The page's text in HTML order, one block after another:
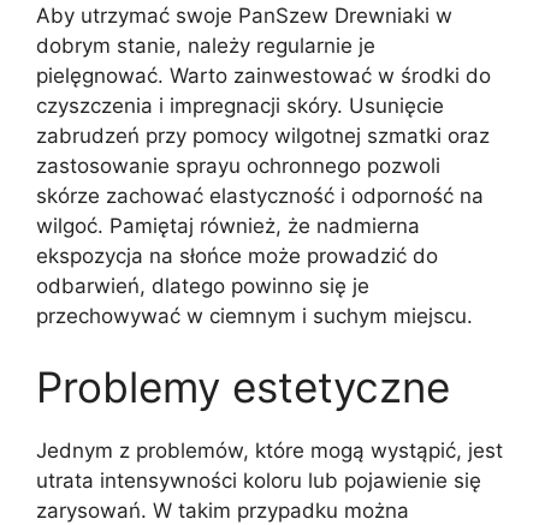
Aby utrzymać swoje PanSzew Drewniaki w
dobrym stanie, należy regularnie je
pielęgnować. Warto zainwestować w środki do
czyszczenia i impregnacji skóry. Usunięcie
zabrudzeń przy pomocy wilgotnej szmatki oraz
zastosowanie sprayu ochronnego pozwoli
skórze zachować elastyczność i odporność na
wilgoć. Pamiętaj również, że nadmierna
ekspozycja na słońce może prowadzić do
odbarwień, dlatego powinno się je
przechowywać w ciemnym i suchym miejscu.
Problemy estetyczne
Jednym z problemów, które mogą wystąpić, jest
utrata intensywności koloru lub pojawienie się
zarysowań. W takim przypadku można